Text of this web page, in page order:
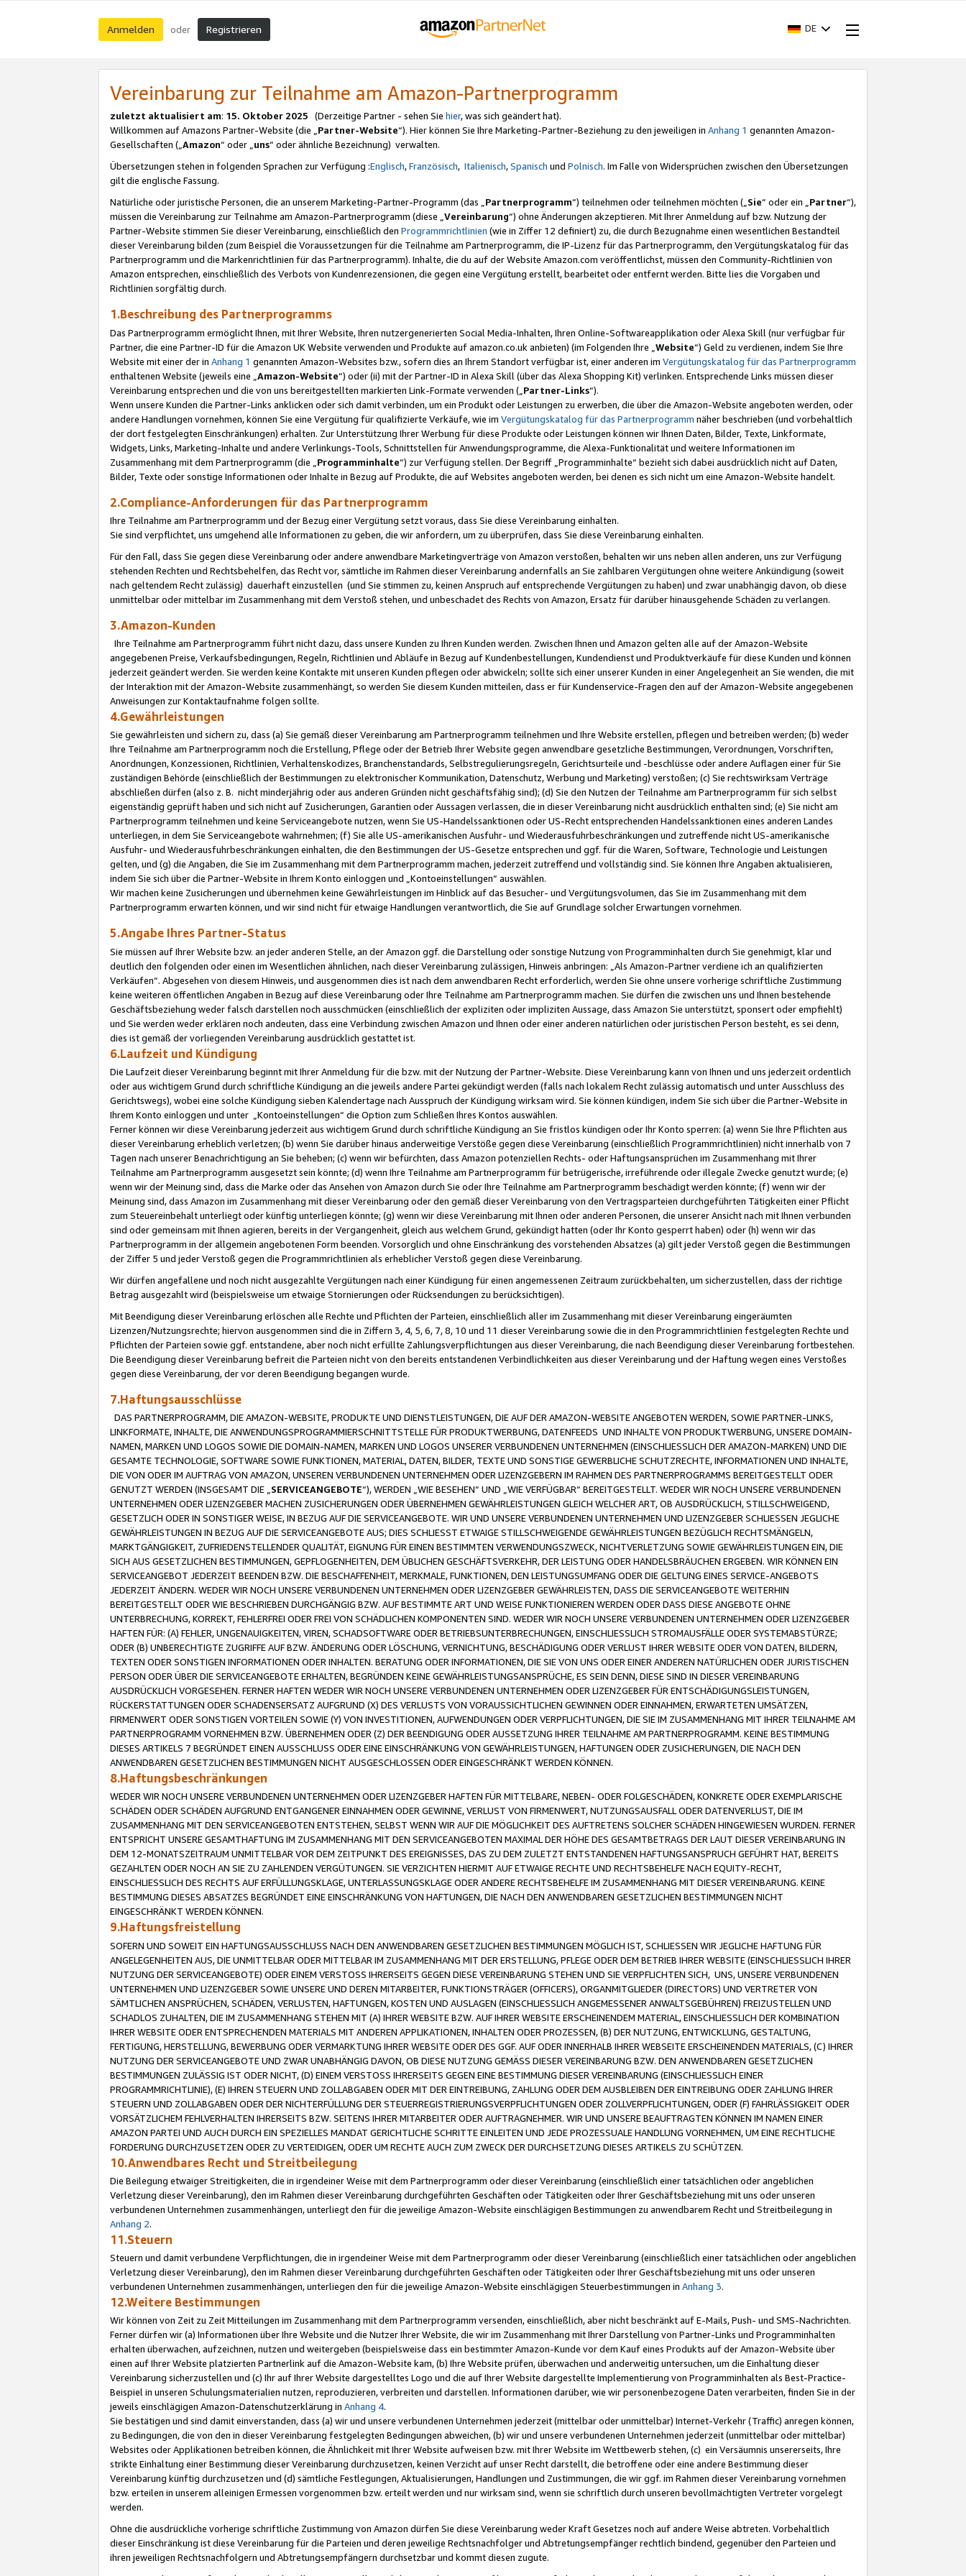
Anmelden oder Registrieren DE
Vereinbarung zur Teilnahme am Amazon-Partnerprogramm
zuletzt aktualisiert am: 15. Oktober 2025 (Derzeitige Partner - sehen Sie hier, was sich geändert hat).
Willkommen auf Amazons Partner-Website (die „Partner-Website“). Hier können Sie Ihre Marketing-Partner-Beziehung zu den jeweiligen in Anhang 1 genannten Amazon-
Gesellschaften („Amazon“ oder „uns“ oder ähnliche Bezeichnung) verwalten.
Übersetzungen stehen in folgenden Sprachen zur Verfügung :Englisch,Französisch, Italienisch,Spanisch und Polnisch. Im Falle von Widersprüchen zwischen den Übersetzungen
gilt die englische Fassung.
Natürliche oder juristische Personen, die an unserem Marketing-Partner-Programm (das „Partnerprogramm“) teilnehmen oder teilnehmen möchten („Sie“ oder ein „Partner“),
müssen die Vereinbarung zur Teilnahme am Amazon-Partnerprogramm (diese „Vereinbarung“) ohne Änderungen akzeptieren. Mit Ihrer Anmeldung auf bzw. Nutzung der
Partner-Website stimmen Sie dieser Vereinbarung, einschließlich den Programmrichtlinien (wie in Ziffer 12 definiert) zu, die durch Bezugnahme einen wesentlichen Bestandteil
dieser Vereinbarung bilden (zum Beispiel die Voraussetzungen für die Teilnahme am Partnerprogramm, die IP-Lizenz für das Partnerprogramm, den Vergütungskatalog für das
Partnerprogramm und die Markenrichtlinien für das Partnerprogramm). Inhalte, die du auf der Website Amazon.com veröffentlichst, müssen den Community-Richtlinien von
Amazon entsprechen, einschließlich des Verbots von Kundenrezensionen, die gegen eine Vergütung erstellt, bearbeitet oder entfernt werden. Bitte lies die Vorgaben und
Richtlinien sorgfältig durch.
1.Beschreibung des Partnerprogramms
Das Partnerprogramm ermöglicht Ihnen, mit Ihrer Website, Ihren nutzergenerierten Social Media-Inhalten, Ihren Online-Softwareapplikation oder Alexa Skill (nur verfügbar für
Partner, die eine Partner-ID für die Amazon UK Website verwenden und Produkte auf amazon.co.uk anbieten) (im Folgenden Ihre „ Website“) Geld zu verdienen, indem Sie Ihre
Website mit einer der in Anhang 1 genannten Amazon-Websites bzw., sofern dies an Ihrem Standort verfügbar ist, einer anderen im Vergütungskatalog für das Partnerprogramm
enthaltenen Website (jeweils eine „ Amazon-Website“) oder (ii) mit der Partner-ID in Alexa Skill (über das Alexa Shopping Kit) verlinken. Entsprechende Links müssen dieser
Vereinbarung entsprechen und die von uns bereitgestellten markierten Link-Formate verwenden („ Partner-Links“).
Wenn unsere Kunden die Partner-Links anklicken oder sich damit verbinden, um ein Produkt oder Leistungen zu erwerben, die über die Amazon-Website angeboten werden, oder
andere Handlungen vornehmen, können Sie eine Vergütung für qualifizierte Verkäufe, wie im Vergütungskatalog für das Partnerprogramm näher beschrieben (und vorbehaltlich
der dort festgelegten Einschränkungen) erhalten. Zur Unterstützung Ihrer Werbung für diese Produkte oder Leistungen können wir Ihnen Daten, Bilder, Texte, Linkformate,
Widgets, Links, Marketing-Inhalte und andere Verlinkungs-Tools, Schnittstellen für Anwendungsprogramme, die Alexa-Funktionalität und weitere Informationen im
Zusammenhang mit dem Partnerprogramm (die „ Programminhalte“) zur Verfügung stellen. Der Begriff „Programminhalte“ bezieht sich dabei ausdrücklich nicht auf Daten,
Bilder, Texte oder sonstige Informationen oder Inhalte in Bezug auf Produkte, die auf Websites angeboten werden, bei denen es sich nicht um eine Amazon-Website handelt.
2.Compliance-Anforderungen für das Partnerprogramm
Ihre Teilnahme am Partnerprogramm und der Bezug einer Vergütung setzt voraus, dass Sie diese Vereinbarung einhalten.
Sie sind verpflichtet, uns umgehend alle Informationen zu geben, die wir anfordern, um zu überprüfen, dass Sie diese Vereinbarung einhalten.
Für den Fall, dass Sie gegen diese Vereinbarung oder andere anwendbare Marketingverträge von Amazon verstoßen, behalten wir uns neben allen anderen, uns zur Verfügung
stehenden Rechten und Rechtsbehelfen, das Recht vor, sämtliche im Rahmen dieser Vereinbarung andernfalls an Sie zahlbaren Vergütungen ohne weitere Ankündigung (soweit
nach geltendem Recht zulässig) dauerhaft einzustellen (und Sie stimmen zu, keinen Anspruch auf entsprechende Vergütungen zu haben) und zwar unabhängig davon, ob diese
unmittelbar oder mittelbar im Zusammenhang mit dem Verstoß stehen, und unbeschadet des Rechts von Amazon, Ersatz für darüber hinausgehende Schäden zu verlangen.
3.Amazon-Kunden
Ihre Teilnahme am Partnerprogramm führt nicht dazu, dass unsere Kunden zu Ihren Kunden werden. Zwischen Ihnen und Amazon gelten alle auf der Amazon-Website
angegebenen Preise, Verkaufsbedingungen, Regeln, Richtlinien und Abläufe in Bezug auf Kundenbestellungen, Kundendienst und Produktverkäufe für diese Kunden und können
jederzeit geändert werden. Sie werden keine Kontakte mit unseren Kunden pflegen oder abwickeln; sollte sich einer unserer Kunden in einer Angelegenheit an Sie wenden, die mit
der Interaktion mit der Amazon-Website zusammenhängt, so werden Sie diesem Kunden mitteilen, dass er für Kundenservice-Fragen den auf der Amazon-Website angegebenen
Anweisungen zur Kontaktaufnahme folgen sollte.
4.Gewährleistungen
Sie gewährleisten und sichern zu, dass (a) Sie gemäß dieser Vereinbarung am Partnerprogramm teilnehmen und Ihre Website erstellen, pflegen und betreiben werden; (b) weder
Ihre Teilnahme am Partnerprogramm noch die Erstellung, Pflege oder der Betrieb Ihrer Website gegen anwendbare gesetzliche Bestimmungen, Verordnungen, Vorschriften,
Anordnungen, Konzessionen, Richtlinien, Verhaltenskodizes, Branchenstandards, Selbstregulierungsregeln, Gerichtsurteile und -beschlüsse oder andere Auflagen einer für Sie
zuständigen Behörde (einschließlich der Bestimmungen zu elektronischer Kommunikation, Datenschutz, Werbung und Marketing) verstoßen; (c) Sie rechtswirksam Verträge
abschließen dürfen (also z. B. nicht minderjährig oder aus anderen Gründen nicht geschäftsfähig sind); (d) Sie den Nutzen der Teilnahme am Partnerprogramm für sich selbst
eigenständig geprüft haben und sich nicht auf Zusicherungen, Garantien oder Aussagen verlassen, die in dieser Vereinbarung nicht ausdrücklich enthalten sind; (e) Sie nicht am
Partnerprogramm teilnehmen und keine Serviceangebote nutzen, wenn Sie US-Handelssanktionen oder US-Recht entsprechenden Handelssanktionen eines anderen Landes
unterliegen, in dem Sie Serviceangebote wahrnehmen; (f) Sie alle US-amerikanischen Ausfuhr- und Wiederausfuhrbeschränkungen und zutreffende nicht US-amerikanische
Ausfuhr- und Wiederausfuhrbeschränkungen einhalten, die den Bestimmungen der US-Gesetze entsprechen und ggf. für die Waren, Software, Technologie und Leistungen
gelten, und (g) die Angaben, die Sie im Zusammenhang mit dem Partnerprogramm machen, jederzeit zutreffend und vollständig sind. Sie können Ihre Angaben aktualisieren,
indem Sie sich über die Partner-Website in Ihrem Konto einloggen und „Kontoeinstellungen“ auswählen.
Wir machen keine Zusicherungen und übernehmen keine Gewährleistungen im Hinblick auf das Besucher- und Vergütungsvolumen, das Sie im Zusammenhang mit dem
Partnerprogramm erwarten können, und wir sind nicht für etwaige Handlungen verantwortlich, die Sie auf Grundlage solcher Erwartungen vornehmen.
5.Angabe Ihres Partner-Status
Sie müssen auf Ihrer Website bzw. an jeder anderen Stelle, an der Amazon ggf. die Darstellung oder sonstige Nutzung von Programminhalten durch Sie genehmigt, klar und
deutlich den folgenden oder einen im Wesentlichen ähnlichen, nach dieser Vereinbarung zulässigen, Hinweis anbringen: „Als Amazon-Partner verdiene ich an qualifizierten
Verkäufen“. Abgesehen von diesem Hinweis, und ausgenommen dies ist nach dem anwendbaren Recht erforderlich, werden Sie ohne unsere vorherige schriftliche Zustimmung
keine weiteren öffentlichen Angaben in Bezug auf diese Vereinbarung oder Ihre Teilnahme am Partnerprogramm machen. Sie dürfen die zwischen uns und Ihnen bestehende
Geschäftsbeziehung weder falsch darstellen noch ausschmücken (einschließlich der expliziten oder impliziten Aussage, dass Amazon Sie unterstützt, sponsert oder empfiehlt)
und Sie werden weder erklären noch andeuten, dass eine Verbindung zwischen Amazon und Ihnen oder einer anderen natürlichen oder juristischen Person besteht, es sei denn,
dies ist gemäß der vorliegenden Vereinbarung ausdrücklich gestattet ist.
6.Laufzeit und Kündigung
Die Laufzeit dieser Vereinbarung beginnt mit Ihrer Anmeldung für die bzw. mit der Nutzung der Partner-Website. Diese Vereinbarung kann von Ihnen und uns jederzeit ordentlich
oder aus wichtigem Grund durch schriftliche Kündigung an die jeweils andere Partei gekündigt werden (falls nach lokalem Recht zulässig automatisch und unter Ausschluss des
Gerichtswegs), wobei eine solche Kündigung sieben Kalendertage nach Ausspruch der Kündigung wirksam wird. Sie können kündigen, indem Sie sich über die Partner-Website in
Ihrem Konto einloggen und unter „Kontoeinstellungen“ die Option zum Schließen Ihres Kontos auswählen.
Ferner können wir diese Vereinbarung jederzeit aus wichtigem Grund durch schriftliche Kündigung an Sie fristlos kündigen oder Ihr Konto sperren: (a) wenn Sie Ihre Pflichten aus
dieser Vereinbarung erheblich verletzen; (b) wenn Sie darüber hinaus anderweitige Verstöße gegen diese Vereinbarung (einschließlich Programmrichtlinien) nicht innerhalb von 7
Tagen nach unserer Benachrichtigung an Sie beheben; (c) wenn wir befürchten, dass Amazon potenziellen Rechts- oder Haftungsansprüchen im Zusammenhang mit Ihrer
Teilnahme am Partnerprogramm ausgesetzt sein könnte; (d) wenn Ihre Teilnahme am Partnerprogramm für betrügerische, irreführende oder illegale Zwecke genutzt wurde; (e)
wenn wir der Meinung sind, dass die Marke oder das Ansehen von Amazon durch Sie oder Ihre Teilnahme am Partnerprogramm beschädigt werden könnte; (f) wenn wir der
Meinung sind, dass Amazon im Zusammenhang mit dieser Vereinbarung oder den gemäß dieser Vereinbarung von den Vertragsparteien durchgeführten Tätigkeiten einer Pflicht
zum Steuereinbehalt unterliegt oder künftig unterliegen könnte; (g) wenn wir diese Vereinbarung mit Ihnen oder anderen Personen, die unserer Ansicht nach mit Ihnen verbunden
sind oder gemeinsam mit Ihnen agieren, bereits in der Vergangenheit, gleich aus welchem Grund, gekündigt hatten (oder Ihr Konto gesperrt haben) oder (h) wenn wir das
Partnerprogramm in der allgemein angebotenen Form beenden. Vorsorglich und ohne Einschränkung des vorstehenden Absatzes (a) gilt jeder Verstoß gegen die Bestimmungen
der Ziffer 5 und jeder Verstoß gegen die Programmrichtlinien als erheblicher Verstoß gegen diese Vereinbarung.
Wir dürfen angefallene und noch nicht ausgezahlte Vergütungen nach einer Kündigung für einen angemessenen Zeitraum zurückbehalten, um sicherzustellen, dass der richtige
Betrag ausgezahlt wird (beispielsweise um etwaige Stornierungen oder Rücksendungen zu berücksichtigen).
Mit Beendigung dieser Vereinbarung erlöschen alle Rechte und Pflichten der Parteien, einschließlich aller im Zusammenhang mit dieser Vereinbarung eingeräumten
Lizenzen/Nutzungsrechte; hiervon ausgenommen sind die in Ziffern 3, 4, 5, 6, 7, 8, 10 und 11 dieser Vereinbarung sowie die in den Programmrichtlinien festgelegten Rechte und
Pflichten der Parteien sowie ggf. entstandene, aber noch nicht erfüllte Zahlungsverpflichtungen aus dieser Vereinbarung, die nach Beendigung dieser Vereinbarung fortbestehen.
Die Beendigung dieser Vereinbarung befreit die Parteien nicht von den bereits entstandenen Verbindlichkeiten aus dieser Vereinbarung und der Haftung wegen eines Verstoßes
gegen diese Vereinbarung, der vor deren Beendigung begangen wurde.
7.Haftungsausschlüsse
DAS PARTNERPROGRAMM, DIE AMAZON-WEBSITE, PRODUKTE UND DIENSTLEISTUNGEN, DIE AUF DER AMAZON-WEBSITE ANGEBOTEN WERDEN, SOWIE PARTNER-LINKS,
LINKFORMATE, INHALTE, DIE ANWENDUNGSPROGRAMMIERSCHNITTSTELLE FÜR PRODUKTWERBUNG, DATENFEEDS UND INHALTE VON PRODUKTWERBUNG, UNSERE DOMAIN-
NAMEN, MARKEN UND LOGOS SOWIE DIE DOMAIN-NAMEN, MARKEN UND LOGOS UNSERER VERBUNDENEN UNTERNEHMEN (EINSCHLIESSLICH DER AMAZON-MARKEN) UND DIE
GESAMTE TECHNOLOGIE, SOFTWARE SOWIE FUNKTIONEN, MATERIAL, DATEN, BILDER, TEXTE UND SONSTIGE GEWERBLICHE SCHUTZRECHTE, INFORMATIONEN UND INHALTE,
DIE VON ODER IM AUFTRAG VON AMAZON, UNSEREN VERBUNDENEN UNTERNEHMEN ODER LIZENZGEBERN IM RAHMEN DES PARTNERPROGRAMMS BEREITGESTELLT ODER
GENUTZT WERDEN (INSGESAMT DIE „ SERVICEANGEBOTE“), WERDEN „WIE BESEHEN“ UND „WIE VERFÜGBAR“ BEREITGESTELLT. WEDER WIR NOCH UNSERE VERBUNDENEN
UNTERNEHMEN ODER LIZENZGEBER MACHEN ZUSICHERUNGEN ODER ÜBERNEHMEN GEWÄHRLEISTUNGEN GLEICH WELCHER ART, OB AUSDRÜCKLICH, STILLSCHWEIGEND,
GESETZLICH ODER IN SONSTIGER WEISE, IN BEZUG AUF DIE SERVICEANGEBOTE. WIR UND UNSERE VERBUNDENEN UNTERNEHMEN UND LIZENZGEBER SCHLIESSEN JEGLICHE
GEWÄHRLEISTUNGEN IN BEZUG AUF DIE SERVICEANGEBOTE AUS; DIES SCHLIESST ETWAIGE STILLSCHWEIGENDE GEWÄHRLEISTUNGEN BEZÜGLICH RECHTSMÄNGELN,
MARKTGÄNGIGKEIT, ZUFRIEDENSTELLENDER QUALITÄT, EIGNUNG FÜR EINEN BESTIMMTEN VERWENDUNGSZWECK, NICHTVERLETZUNG SOWIE GEWÄHRLEISTUNGEN EIN, DIE
SICH AUS GESETZLICHEN BESTIMMUNGEN, GEPFLOGENHEITEN, DEM ÜBLICHEN GESCHÄFTSVERKEHR, DER LEISTUNG ODER HANDELSBRÄUCHEN ERGEBEN. WIR KÖNNEN EIN
SERVICEANGEBOT JEDERZEIT BEENDEN BZW. DIE BESCHAFFENHEIT, MERKMALE, FUNKTIONEN, DEN LEISTUNGSUMFANG ODER DIE GELTUNG EINES SERVICE-ANGEBOTS
JEDERZEIT ÄNDERN. WEDER WIR NOCH UNSERE VERBUNDENEN UNTERNEHMEN ODER LIZENZGEBER GEWÄHRLEISTEN, DASS DIE SERVICEANGEBOTE WEITERHIN
BEREITGESTELLT ODER WIE BESCHRIEBEN DURCHGÄNGIG BZW. AUF BESTIMMTE ART UND WEISE FUNKTIONIEREN WERDEN ODER DASS DIESE ANGEBOTE OHNE
UNTERBRECHUNG, KORREKT, FEHLERFREI ODER FREI VON SCHÄDLICHEN KOMPONENTEN SIND. WEDER WIR NOCH UNSERE VERBUNDENEN UNTERNEHMEN ODER LIZENZGEBER
HAFTEN FÜR: (A) FEHLER, UNGENAUIGKEITEN, VIREN, SCHADSOFTWARE ODER BETRIEBSUNTERBRECHUNGEN, EINSCHLIESSLICH STROMAUSFÄLLE ODER SYSTEMABSTÜRZE;
ODER (B) UNBERECHTIGTE ZUGRIFFE AUF BZW. ÄNDERUNG ODER LÖSCHUNG, VERNICHTUNG, BESCHÄDIGUNG ODER VERLUST IHRER WEBSITE ODER VON DATEN, BILDERN,
TEXTEN ODER SONSTIGEN INFORMATIONEN ODER INHALTEN. BERATUNG ODER INFORMATIONEN, DIE SIE VON UNS ODER EINER ANDEREN NATÜRLICHEN ODER JURISTISCHEN
PERSON ODER ÜBER DIE SERVICEANGEBOTE ERHALTEN, BEGRÜNDEN KEINE GEWÄHRLEISTUNGSANSPRÜCHE, ES SEIN DENN, DIESE SIND IN DIESER VEREINBARUNG
AUSDRÜCKLICH VORGESEHEN. FERNER HAFTEN WEDER WIR NOCH UNSERE VERBUNDENEN UNTERNEHMEN ODER LIZENZGEBER FÜR ENTSCHÄDIGUNGSLEISTUNGEN,
RÜCKERSTATTUNGEN ODER SCHADENSERSATZ AUFGRUND (X) DES VERLUSTS VON VORAUSSICHTLICHEN GEWINNEN ODER EINNAHMEN, ERWARTETEN UMSÄTZEN,
FIRMENWERT ODER SONSTIGEN VORTEILEN SOWIE (Y) VON INVESTITIONEN, AUFWENDUNGEN ODER VERPFLICHTUNGEN, DIE SIE IM ZUSAMMENHANG MIT IHRER TEILNAHME AM
PARTNERPROGRAMM VORNEHMEN BZW. ÜBERNEHMEN ODER (Z) DER BEENDIGUNG ODER AUSSETZUNG IHRER TEILNAHME AM PARTNERPROGRAMM. KEINE BESTIMMUNG
DIESES ARTIKELS 7 BEGRÜNDET EINEN AUSSCHLUSS ODER EINE EINSCHRÄNKUNG VON GEWÄHRLEISTUNGEN, HAFTUNGEN ODER ZUSICHERUNGEN, DIE NACH DEN
ANWENDBAREN GESETZLICHEN BESTIMMUNGEN NICHT AUSGESCHLOSSEN ODER EINGESCHRÄNKT WERDEN KÖNNEN.
8.Haftungsbeschränkungen
WEDER WIR NOCH UNSERE VERBUNDENEN UNTERNEHMEN ODER LIZENZGEBER HAFTEN FÜR MITTELBARE, NEBEN- ODER FOLGESCHÄDEN, KONKRETE ODER EXEMPLARISCHE
SCHÄDEN ODER SCHÄDEN AUFGRUND ENTGANGENER EINNAHMEN ODER GEWINNE, VERLUST VON FIRMENWERT, NUTZUNGSAUSFALL ODER DATENVERLUST, DIE IM
ZUSAMMENHANG MIT DEN SERVICEANGEBOTEN ENTSTEHEN, SELBST WENN WIR AUF DIE MÖGLICHKEIT DES AUFTRETENS SOLCHER SCHÄDEN HINGEWIESEN WURDEN. FERNER
ENTSPRICHT UNSERE GESAMTHAFTUNG IM ZUSAMMENHANG MIT DEN SERVICEANGEBOTEN MAXIMAL DER HÖHE DES GESAMTBETRAGS DER LAUT DIESER VEREINBARUNG IN
DEM 12-MONATSZEITRAUM UNMITTELBAR VOR DEM ZEITPUNKT DES EREIGNISSES, DAS ZU DEM ZULETZT ENTSTANDENEN HAFTUNGSANSPRUCH GEFÜHRT HAT, BEREITS
GEZAHLTEN ODER NOCH AN SIE ZU ZAHLENDEN VERGÜTUNGEN. SIE VERZICHTEN HIERMIT AUF ETWAIGE RECHTE UND RECHTSBEHELFE NACH EQUITY-RECHT,
EINSCHLIESSLICH DES RECHTS AUF ERFÜLLUNGSKLAGE, UNTERLASSUNGSKLAGE ODER ANDERE RECHTSBEHELFE IM ZUSAMMENHANG MIT DIESER VEREINBARUNG. KEINE
BESTIMMUNG DIESES ABSATZES BEGRÜNDET EINE EINSCHRÄNKUNG VON HAFTUNGEN, DIE NACH DEN ANWENDBAREN GESETZLICHEN BESTIMMUNGEN NICHT
EINGESCHRÄNKT WERDEN KÖNNEN.
9.Haftungsfreistellung
SOFERN UND SOWEIT EIN HAFTUNGSAUSSCHLUSS NACH DEN ANWENDBAREN GESETZLICHEN BESTIMMUNGEN MÖGLICH IST, SCHLIESSEN WIR JEGLICHE HAFTUNG FÜR
ANGELEGENHEITEN AUS, DIE UNMITTELBAR ODER MITTELBAR IM ZUSAMMENHANG MIT DER ERSTELLUNG, PFLEGE ODER DEM BETRIEB IHRER WEBSITE (EINSCHLIESSLICH IHRER
NUTZUNG DER SERVICEANGEBOTE) ODER EINEM VERSTOSS IHRERSEITS GEGEN DIESE VEREINBARUNG STEHEN UND SIE VERPFLICHTEN SICH, UNS, UNSERE VERBUNDENEN
UNTERNEHMEN UND LIZENZGEBER SOWIE UNSERE UND DEREN MITARBEITER, FUNKTIONSTRÄGER (OFFICERS), ORGANMITGLIEDER (DIRECTORS) UND VERTRETER VON
SÄMTLICHEN ANSPRÜCHEN, SCHÄDEN, VERLUSTEN, HAFTUNGEN, KOSTEN UND AUSLAGEN (EINSCHLIESSLICH ANGEMESSENER ANWALTSGEBÜHREN) FREIZUSTELLEN UND
SCHADLOS ZUHALTEN, DIE IM ZUSAMMENHANG STEHEN MIT (A) IHRER WEBSITE BZW. AUF IHRER WEBSITE ERSCHEINENDEM MATERIAL, EINSCHLIESSLICH DER KOMBINATION
IHRER WEBSITE ODER ENTSPRECHENDEN MATERIALS MIT ANDEREN APPLIKATIONEN, INHALTEN ODER PROZESSEN, (B) DER NUTZUNG, ENTWICKLUNG, GESTALTUNG,
FERTIGUNG, HERSTELLUNG, BEWERBUNG ODER VERMARKTUNG IHRER WEBSITE ODER DES GGF. AUF ODER INNERHALB IHRER WEBSEITE ERSCHEINENDEN MATERIALS, (C) IHRER
NUTZUNG DER SERVICEANGEBOTE UND ZWAR UNABHÄNGIG DAVON, OB DIESE NUTZUNG GEMÄSS DIESER VEREINBARUNG BZW. DEN ANWENDBAREN GESETZLICHEN
BESTIMMUNGEN ZULÄSSIG IST ODER NICHT, (D) EINEM VERSTOSS IHRERSEITS GEGEN EINE BESTIMMUNG DIESER VEREINBARUNG (EINSCHLIESSLICH EINER
PROGRAMMRICHTLINIE), (E) IHREN STEUERN UND ZOLLABGABEN ODER MIT DER EINTREIBUNG, ZAHLUNG ODER DEM AUSBLEIBEN DER EINTREIBUNG ODER ZAHLUNG IHRER
STEUERN UND ZOLLABGABEN ODER DER NICHTERFÜLLUNG DER STEUERREGISTRIERUNGSVERPFLICHTUNGEN ODER ZOLLVERPFLICHTUNGEN, ODER (F) FAHRLÄSSIGKEIT ODER
VORSÄTZLICHEM FEHLVERHALTEN IHRERSEITS BZW. SEITENS IHRER MITARBEITER ODER AUFTRAGNEHMER. WIR UND UNSERE BEAUFTRAGTEN KÖNNEN IM NAMEN EINER
AMAZON PARTEI UND AUCH DURCH EIN SPEZIELLES MANDAT GERICHTLICHE SCHRITTE EINLEITEN UND JEDE PROZESSUALE HANDLUNG VORNEHMEN, UM EINE RECHTLICHE
FORDERUNG DURCHZUSETZEN ODER ZU VERTEIDIGEN, ODER UM RECHTE AUCH ZUM ZWECK DER DURCHSETZUNG DIESES ARTIKELS ZU SCHÜTZEN.
10.Anwendbares Recht und Streitbeilegung
Die Beilegung etwaiger Streitigkeiten, die in irgendeiner Weise mit dem Partnerprogramm oder dieser Vereinbarung (einschließlich einer tatsächlichen oder angeblichen
Verletzung dieser Vereinbarung), den im Rahmen dieser Vereinbarung durchgeführten Geschäften oder Tätigkeiten oder Ihrer Geschäftsbeziehung mit uns oder unseren
verbundenen Unternehmen zusammenhängen, unterliegt den für die jeweilige Amazon-Website einschlägigen Bestimmungen zu anwendbarem Recht und Streitbeilegung in
Anhang 2.
11.Steuern
Steuern und damit verbundene Verpflichtungen, die in irgendeiner Weise mit dem Partnerprogramm oder dieser Vereinbarung (einschließlich einer tatsächlichen oder angeblichen
Verletzung dieser Vereinbarung), den im Rahmen dieser Vereinbarung durchgeführten Geschäften oder Tätigkeiten oder Ihrer Geschäftsbeziehung mit uns oder unseren
verbundenen Unternehmen zusammenhängen, unterliegen den für die jeweilige Amazon-Website einschlägigen Steuerbestimmungen in Anhang 3.
12.Weitere Bestimmungen
Wir können von Zeit zu Zeit Mitteilungen im Zusammenhang mit dem Partnerprogramm versenden, einschließlich, aber nicht beschränkt auf E-Mails, Push- und SMS-Nachrichten.
Ferner dürfen wir (a) Informationen über Ihre Website und die Nutzer Ihrer Website, die wir im Zusammenhang mit Ihrer Darstellung von Partner-Links und Programminhalten
erhalten überwachen, aufzeichnen, nutzen und weitergeben (beispielsweise dass ein bestimmter Amazon-Kunde vor dem Kauf eines Produkts auf der Amazon-Website über
einen auf Ihrer Website platzierten Partnerlink auf die Amazon-Website kam, (b) Ihre Website prüfen, überwachen und anderweitig untersuchen, um die Einhaltung dieser
Vereinbarung sicherzustellen und (c) Ihr auf Ihrer Website dargestelltes Logo und die auf Ihrer Website dargestellte Implementierung von Programminhalten als Best-Practice-
Beispiel in unseren Schulungsmaterialien nutzen, reproduzieren, verbreiten und darstellen. Informationen darüber, wie wir personenbezogene Daten verarbeiten, finden Sie in der
jeweils einschlägigen Amazon-Datenschutzerklärung in Anhang 4.
Sie bestätigen und sind damit einverstanden, dass (a) wir und unsere verbundenen Unternehmen jederzeit (mittelbar oder unmittelbar) Internet-Verkehr (Traffic) anregen können,
zu Bedingungen, die von den in dieser Vereinbarung festgelegten Bedingungen abweichen, (b) wir und unsere verbundenen Unternehmen jederzeit (unmittelbar oder mittelbar)
Websites oder Applikationen betreiben können, die Ähnlichkeit mit Ihrer Website aufweisen bzw. mit Ihrer Website im Wettbewerb stehen, (c) ein Versäumnis unsererseits, Ihre
strikte Einhaltung einer Bestimmung dieser Vereinbarung durchzusetzen, keinen Verzicht auf unser Recht darstellt, die betroffene oder eine andere Bestimmung dieser
Vereinbarung künftig durchzusetzen und (d) sämtliche Festlegungen, Aktualisierungen, Handlungen und Zustimmungen, die wir ggf. im Rahmen dieser Vereinbarung vornehmen
bzw. erteilen in unserem alleinigen Ermessen vorgenommen bzw. erteilt werden und nur wirksam sind, wenn sie schriftlich durch unseren bevollmächtigten Vertreter vorgelegt
werden.
Ohne die ausdrückliche vorherige schriftliche Zustimmung von Amazon dürfen Sie diese Vereinbarung weder Kraft Gesetzes noch auf andere Weise abtreten. Vorbehaltlich
dieser Einschränkung ist diese Vereinbarung für die Parteien und deren jeweilige Rechtsnachfolger und Abtretungsempfänger rechtlich bindend, gegenüber den Parteien und
ihren jeweiligen Rechtsnachfolgern und Abtretungsempfängern durchsetzbar und kommt diesen zugute.